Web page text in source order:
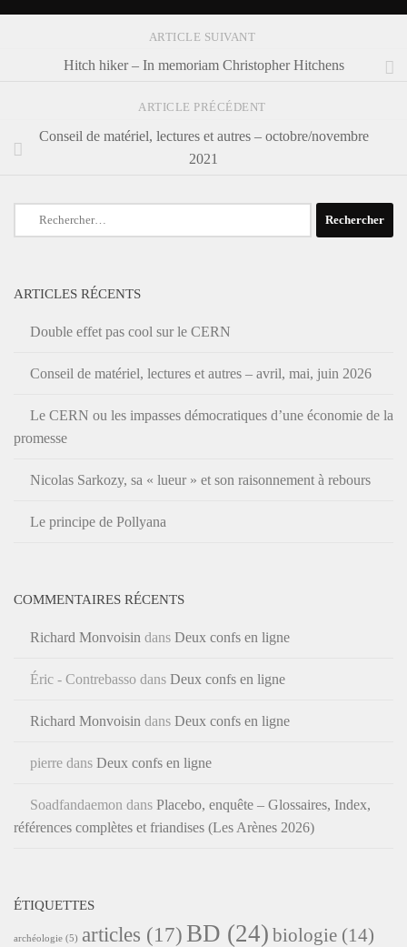
ARTICLE SUIVANT
Hitch hiker – In memoriam Christopher Hitchens
ARTICLE PRÉCÉDENT
Conseil de matériel, lectures et autres – octobre/novembre
2021
Rechercher :
ARTICLES RÉCENTS
Double effet pas cool sur le CERN
Conseil de matériel, lectures et autres – avril, mai, juin 2026
Le CERN ou les impasses démocratiques d’une économie de la
promesse
Nicolas Sarkozy, sa « lueur » et son raisonnement à rebours
Le principe de Pollyana
COMMENTAIRES RÉCENTS
Richard Monvoisin dans Deux confs en ligne
Éric - Contrebasso dans Deux confs en ligne
Richard Monvoisin dans Deux confs en ligne
pierre dans Deux confs en ligne
Soadfandaemon dans Placebo, enquête – Glossaires, Index,
références complètes et friandises (Les Arènes 2026)
ÉTIQUETTES
archéologie (5) articles (17) BD (24) biologie (14)